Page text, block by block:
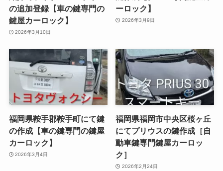
の追加登録【車の鍵専門の
鍵屋カーロック】
2026年3月10日
ーロック】
2026年3月9日
福岡県鞍手郡鞍手町にて鍵
の作成【車の鍵専門の鍵屋
カーロック】
2026年3月4日
福岡県福岡市中央区桜ヶ丘
にてプリウスの鍵作成［自
動車鍵専門鍵屋カーロッ
ク］
2026年2月24日